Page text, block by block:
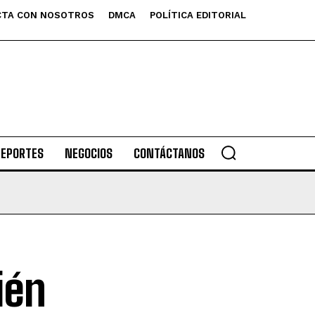
CON NOSOTROS DMCA POLÍTICA EDITORIAL
NEGOCIOS CONTÁCTANOS